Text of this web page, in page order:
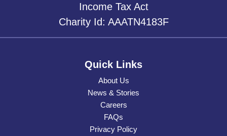
Income Tax Act
Charity Id: AAATN4183F
Quick Links
About Us
News & Stories
Careers
FAQs
Privacy Policy